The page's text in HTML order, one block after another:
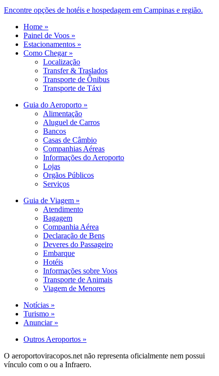
Encontre opções de hotéis e hospedagem em Campinas e região.
Home »
Painel de Voos »
Estacionamentos »
Como Chegar »
Localização
Transfer & Traslados
Transporte de Ônibus
Transporte de Táxi
Guia do Aeroporto »
Alimentação
Aluguel de Carros
Bancos
Casas de Câmbio
Companhias Aéreas
Informações do Aeroporto
Lojas
Orgãos Públicos
Serviços
Guia de Viagem »
Atendimento
Bagagem
Companhia Aérea
Declaração de Bens
Deveres do Passageiro
Embarque
Hotéis
Informações sobre Voos
Transporte de Animais
Viagem de Menores
Notícias »
Turismo »
Anunciar »
Outros Aeroportos »
O aeroportoviracopos.net não representa oficialmente nem possui
vínculo com o ou a Infraero.